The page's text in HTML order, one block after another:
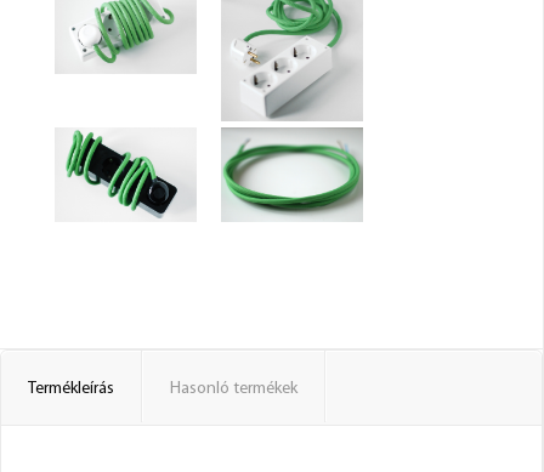
Termékleírás Hasonló termékek